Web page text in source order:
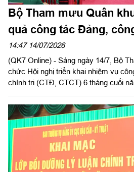
Bộ Tham mưu Quân
quả công tác Đảng,
14:47 14/07/2026
(QK7 Online) - Sáng ngày 14/7, Bộ
chức Hội nghị triển khai nhiệm vụ
chính trị (CTĐ, CTCT) 6 tháng cuối
trưởng Quân khu chủ trì hội nghị.